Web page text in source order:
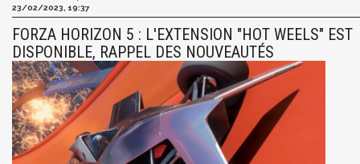
23/02/2023, 19:37
FORZA HORIZON 5 : L'EXTENSION "HOT WEELS" EST
DISPONIBLE, RAPPEL DES NOUVEAUTÉS